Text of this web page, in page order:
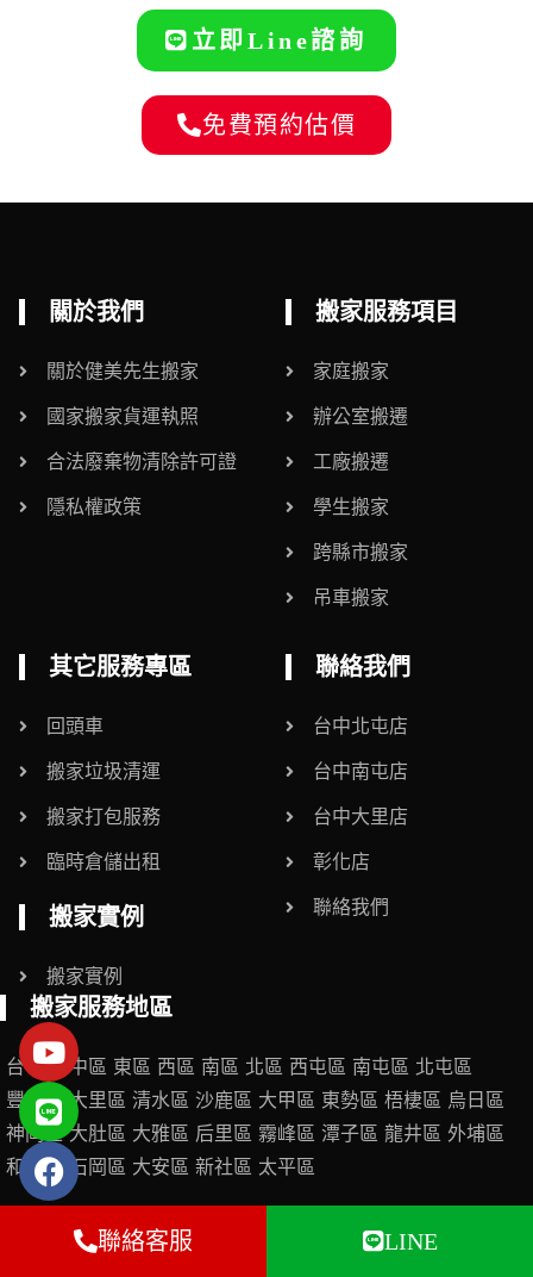
立即Line諮詢
免費預約估價
關於我們
關於健美先生搬家
國家搬家貨運執照
合法廢棄物清除許可證
隱私權政策
搬家服務項目
家庭搬家
辦公室搬遷
工廠搬遷
學生搬家
跨縣市搬家
吊車搬家
其它服務專區
回頭車
搬家垃圾清運
搬家打包服務
臨時倉儲出租
搬家實例
搬家實例
聯絡我們
台中北屯店
台中南屯店
台中大里店
彰化店
聯絡我們
搬家服務地區
台中市 中區 東區 西區 南區 北區 西屯區 南屯區 北屯區
豐原區 大里區 清水區 沙鹿區 大甲區 東勢區 梧棲區 烏日區
神岡區 大肚區 大雅區 后里區 霧峰區 潭子區 龍井區 外埔區
和平區
石岡區 大安區 新社區 太平區
彰化市 員林市
芬園鄉 花壇鄉 秀水鄉
聯絡客服 LINE